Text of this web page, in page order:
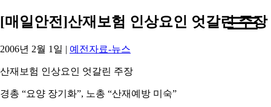
[매일안전]산재보험 인상요인 엇갈린 주장
2006년 2월 1일 | 예전자료-뉴스
산재보험 인상요인 엇갈린 주장
경총 “요양 장기화”, 노총 “산재예방 미숙”